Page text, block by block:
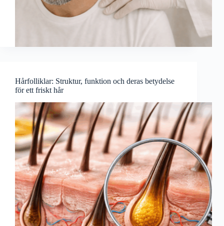
Hårfolliklar: Struktur, funktion och deras betydelse
för ett friskt hår